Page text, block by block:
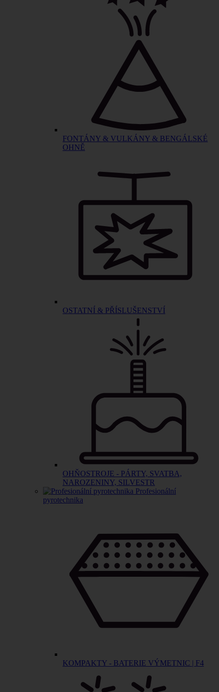
FONTÁNY & VULKÁNY & BENGÁLSKÉ
OHNĚ
OSTATNÍ & PŘÍSLUŠENSTVÍ
OHŇOSTROJE - PÁRTY, SVATBA,
NAROZENINY, SILVESTR
Profesionální
pyrotechnika
KOMPAKTY - BATERIE VÝMETNIC | F4